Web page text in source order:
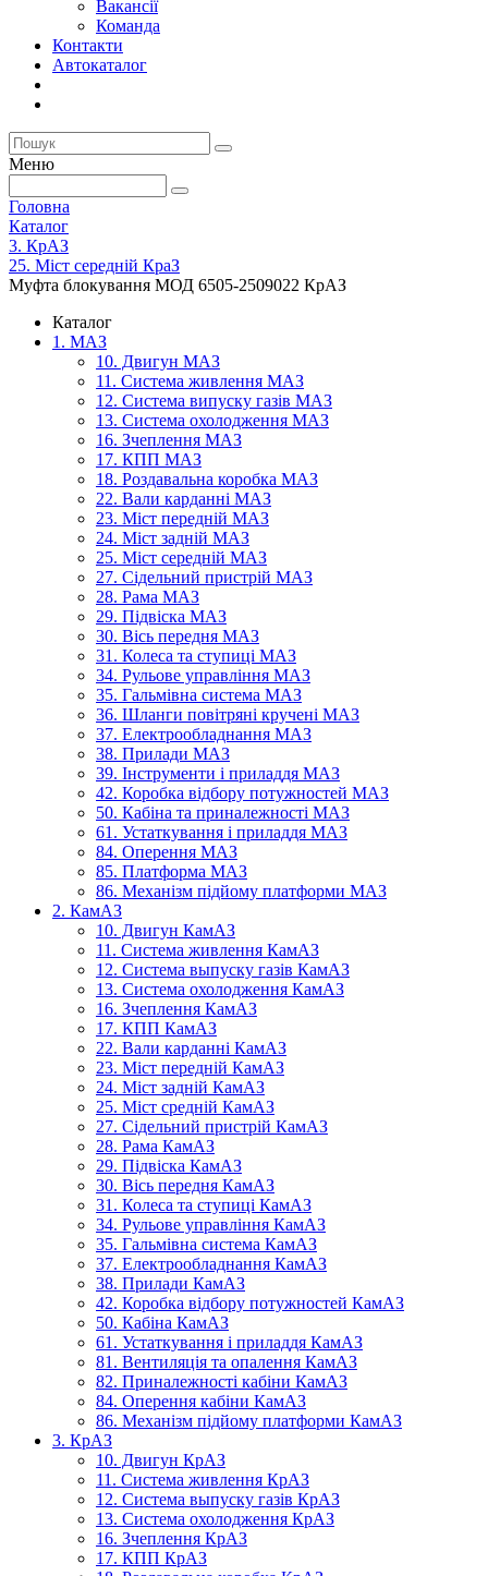
Вакансії
Команда
Контакти
Автокаталог
Меню
Головна
Каталог
3. КрАЗ
25. Міст середній КраЗ
Муфта блокування МОД 6505-2509022 КрАЗ
Каталог
1. МАЗ
10. Двигун МАЗ
11. Система живлення МАЗ
12. Система випуску газів МАЗ
13. Система охолодження МАЗ
16. Зчеплення МАЗ
17. КПП МАЗ
18. Роздавальна коробка МАЗ
22. Вали карданні МАЗ
23. Міст передній МАЗ
24. Міст задній МАЗ
25. Міст середній МАЗ
27. Сідельний пристрій МАЗ
28. Рама МАЗ
29. Підвіска МАЗ
30. Вісь передня МАЗ
31. Колеса та ступиці МАЗ
34. Рульове управління МАЗ
35. Гальмівна система МАЗ
36. Шланги повітряні кручені МАЗ
37. Електрообладнання МАЗ
38. Прилади МАЗ
39. Інструменти і приладдя МАЗ
42. Коробка відбору потужностей МАЗ
50. Кабіна та приналежності МАЗ
61. Устаткування і приладдя МАЗ
84. Оперення МАЗ
85. Платформа МАЗ
86. Механізм підйому платформи МАЗ
2. КамАЗ
10. Двигун КамАЗ
11. Система живлення КамАЗ
12. Система выпуску газів КамАЗ
13. Система охолодження КамАЗ
16. Зчеплення КамАЗ
17. КПП КамАЗ
22. Вали карданні КамАЗ
23. Міст передній КамАЗ
24. Міст задній КамАЗ
25. Міст средній КамАЗ
27. Сідельний пристрій КамАЗ
28. Рама КамАЗ
29. Підвіска КамАЗ
30. Вісь передня КамАЗ
31. Колеса та ступиці КамАЗ
34. Рульове управління КамАЗ
35. Гальмівна система КамАЗ
37. Електрообладнання КамАЗ
38. Прилади КамАЗ
42. Коробка відбору потужностей КамАЗ
50. Кабіна КамАЗ
61. Устаткування і приладдя КамАЗ
81. Вентиляція та опалення КамАЗ
82. Приналежності кабіни КамАЗ
84. Оперення кабіни КамАЗ
86. Механізм підйому платформи КамАЗ
3. КрАЗ
10. Двигун КрАЗ
11. Система живлення КрАЗ
12. Система выпуску газів КрАЗ
13. Система охолодження КрАЗ
16. Зчеплення КрАЗ
17. КПП КрАЗ